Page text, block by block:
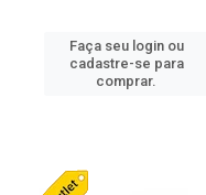
Faça seu login ou
cadastre-se para
comprar.